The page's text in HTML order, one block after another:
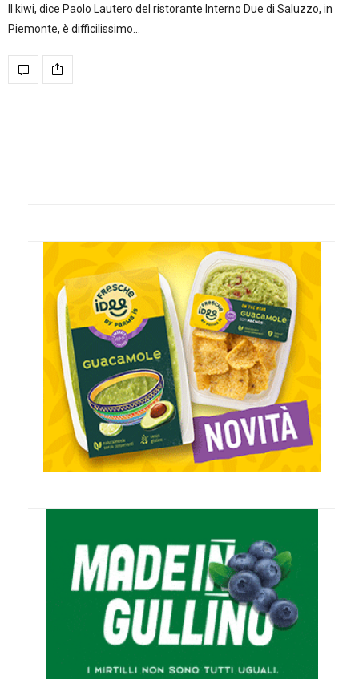
Il kiwi, dice Paolo Lautero del ristorante Interno Due di Saluzzo, in
Piemonte, è difficilissimo…